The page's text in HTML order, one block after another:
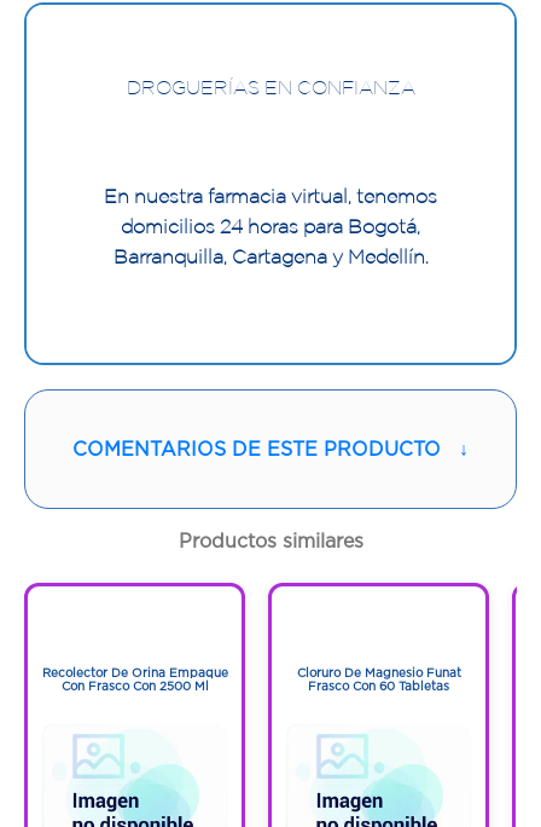
DROGUERÍAS EN CONFIANZA
En nuestra farmacia virtual, tenemos
domicilios 24 horas para Bogotá,
Barranquilla, Cartagena y Medellín.
COMENTARIOS DE ESTE PRODUCTO ↓
Productos similares
Recolector De Orina Empaque
Con Frasco Con 2500 Ml
Cloruro De Magnesio Funat
Frasco Con 60 Tabletas